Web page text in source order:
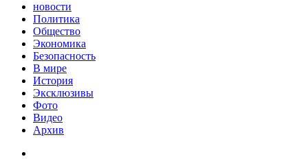
новости
Политика
Общество
Экономика
Безопасность
В мире
История
Эксклюзивы
Фото
Видео
Архив